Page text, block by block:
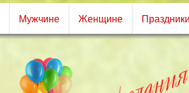
Мужчине Женщине Праздники